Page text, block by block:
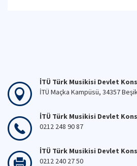
İTÜ Türk Musikisi Devlet
İTÜ Maçka Kampüsü, 34357
İTÜ Türk Musikisi Devlet
0212 248 90 87
İTÜ Türk Musikisi Devlet
0212 240 27 50